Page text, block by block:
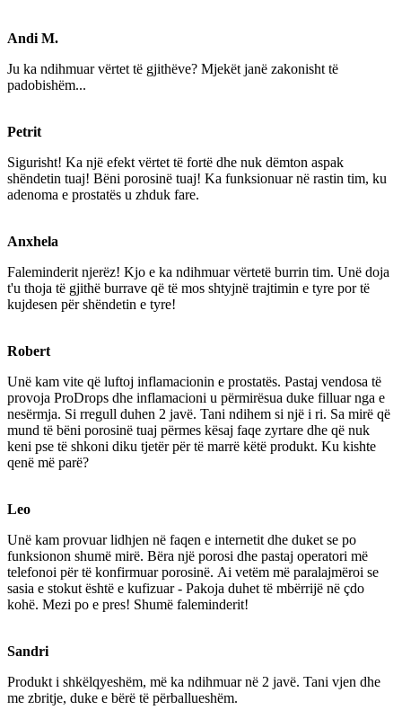
Andi M.
Ju ka ndihmuar vërtet të gjithëve? Mjekët janë zakonisht të
padobishëm...
Petrit
Sigurisht! Ka një efekt vërtet të fortë dhe nuk dëmton aspak
shëndetin tuaj! Bëni porosinë tuaj! Ka funksionuar në rastin tim, ku
adenoma e prostatës u zhduk fare.
Anxhela
Faleminderit njerëz! Kjo e ka ndihmuar vërtetë burrin tim. Unë doja
t'u thoja të gjithë burrave që të mos shtyjnë trajtimin e tyre por të
kujdesen për shëndetin e tyre!
Robert
Unë kam vite që luftoj inflamacionin e prostatës. Pastaj vendosa të
provoja ProDrops dhe inflamacioni u përmirësua duke filluar nga e
nesërmja. Si rregull duhen 2 javë. Tani ndihem si një i ri. Sa mirë që
mund të bëni porosinë tuaj përmes kësaj faqe zyrtare dhe që nuk
keni pse të shkoni diku tjetër për të marrë këtë produkt. Ku kishte
qenë më parë?
Leo
Unë kam provuar lidhjen në faqen e internetit dhe duket se po
funksionon shumë mirë. Bëra një porosi dhe pastaj operatori më
telefonoi për të konfirmuar porosinë. Ai vetëm më paralajmëroi se
sasia e stokut është e kufizuar - Pakoja duhet të mbërrijë në çdo
kohë. Mezi po e pres! Shumë faleminderit!
Sandri
Produkt i shkëlqyeshëm, më ka ndihmuar në 2 javë. Tani vjen dhe
me zbritje, duke e bërë të përballueshëm.